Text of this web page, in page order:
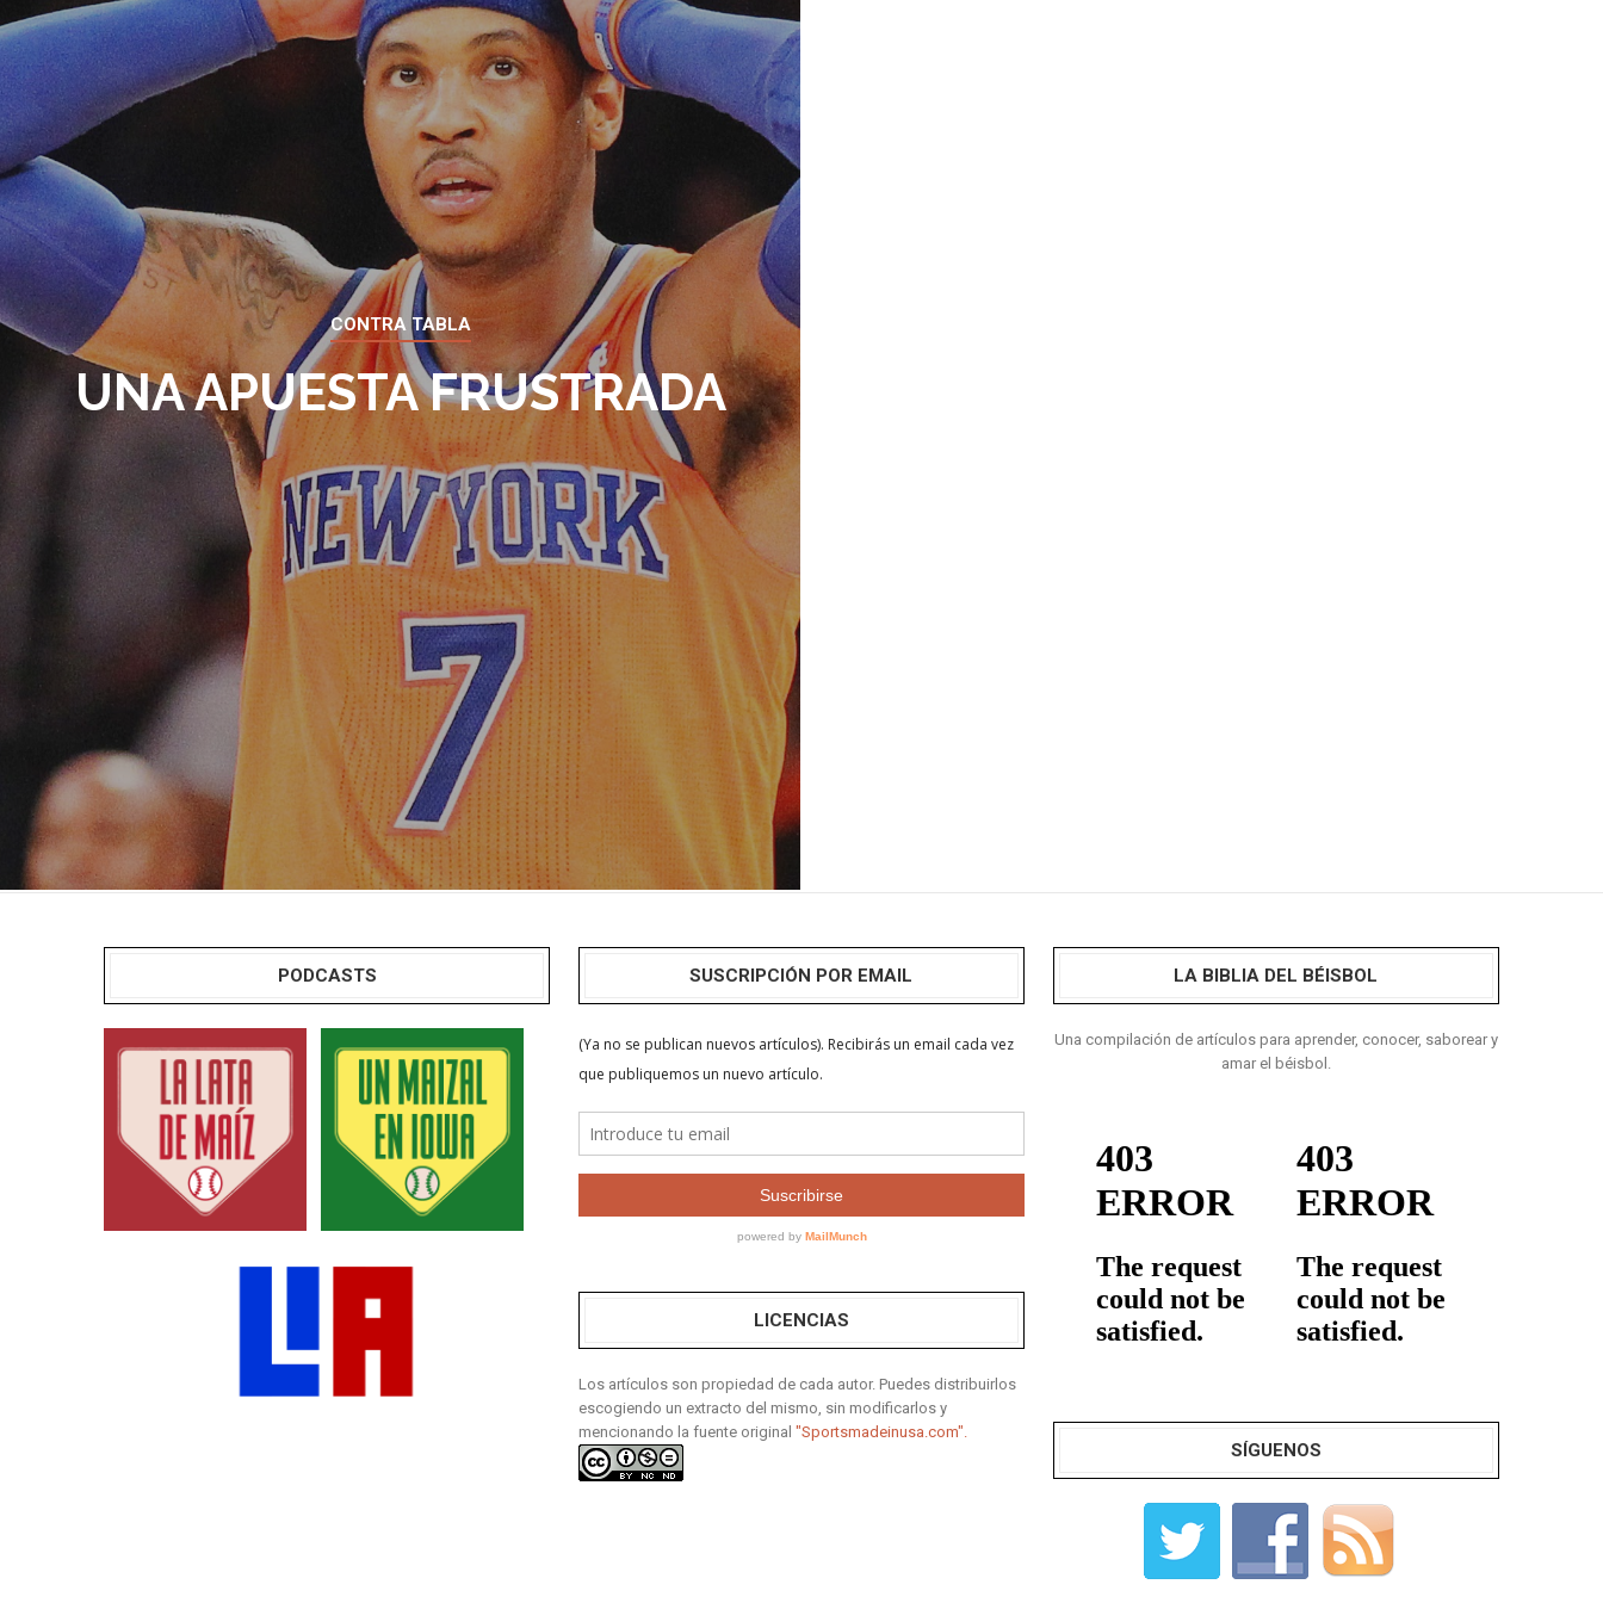
CONTRA TABLA
UNA APUESTA FRUSTRADA
PODCASTS SUSCRIPCIÓN POR EMAIL
LICENCIAS
Los artículos son propiedad de cada autor. Puedes distribuirlos
escogiendo un extracto del mismo, sin modificarlos y
mencionando la fuente original "Sportsmadeinusa.com".
LA BIBLIA DEL BÉISBOL
Una compilación de artículos para aprender, conocer, saborear y
amar el béisbol.
SÍGUENOS